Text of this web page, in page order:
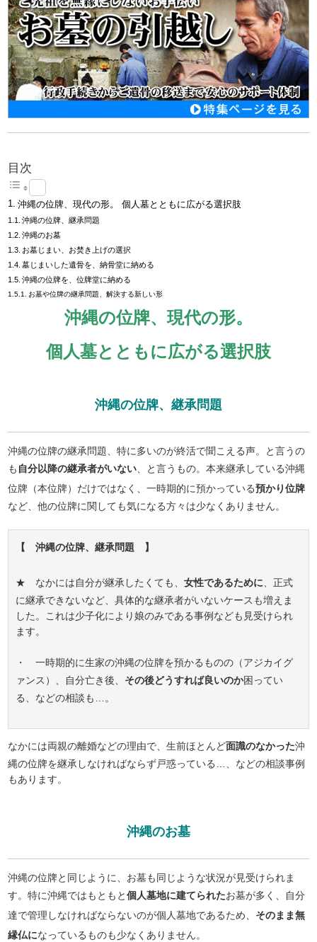
目次
沖縄の位牌、現代の形。 個人墓とともに広がる選択肢
沖縄の位牌、継承問題
沖縄のお墓
お墓じまい、お焚き上げの選択
墓じまいした遺骨を、納骨堂に納める
沖縄の位牌を、位牌堂に納める
お墓や位牌の継承問題、解決する新しい形
沖縄の位牌、現代の形。
個人墓とともに広がる選択肢
沖縄の位牌、継承問題
沖縄の位牌の継承問題、特に多いのが終活で聞こえる声。と言うの
も 自分以降の継承者がいない、と言うもの。本来継承している沖縄
位牌（本位牌）だけではなく、一時期的に預かっている預かり位牌
など、他の位牌に関しても気になる方々は少なくありません。
【 沖縄の位牌、継承問題 】
★ なかには自分が継承したくても、女性であるために、正式
に継承できないなど、具体的な継承者がいないケースも増えま
した。これは少子化により娘のみである事例なども見受けられ
ます。
・ 一時期的に生家の沖縄の位牌を預かるものの（アジカイグ
ァンス）、自分亡き後、 その後どうすれば良いのか困ってい
る、などの相談も…。
なかには両親の離婚などの理由で、生前ほとんど面識のなかった沖
縄の位牌を継承しなければならず戸惑っている…、などの相談事例
もあります。
沖縄のお墓
沖縄の位牌と同じように、お墓も同じような状況が見受けられま
す。特に沖縄ではもともと個人墓地に建てられたお墓が多く、自分
達で管理しなければならないのが個人墓地であるため、 そのまま無
縁仏になっているものも少なくありません。